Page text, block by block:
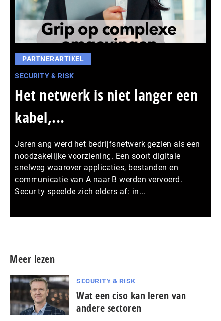
PARTNERARTIKEL
SECURITY & RISK
Het netwerk is niet langer een
kabel,...
Jarenlang werd het bedrijfsnetwerk gezien als een
noodzakelijke voorziening. Een soort digitale
snelweg waarover applicaties, bestanden en
communicatie van A naar B werden vervoerd.
Security speelde zich elders af: in...
Meer lezen
SECURITY & RISK
Wat een ciso kan leren van
andere sectoren